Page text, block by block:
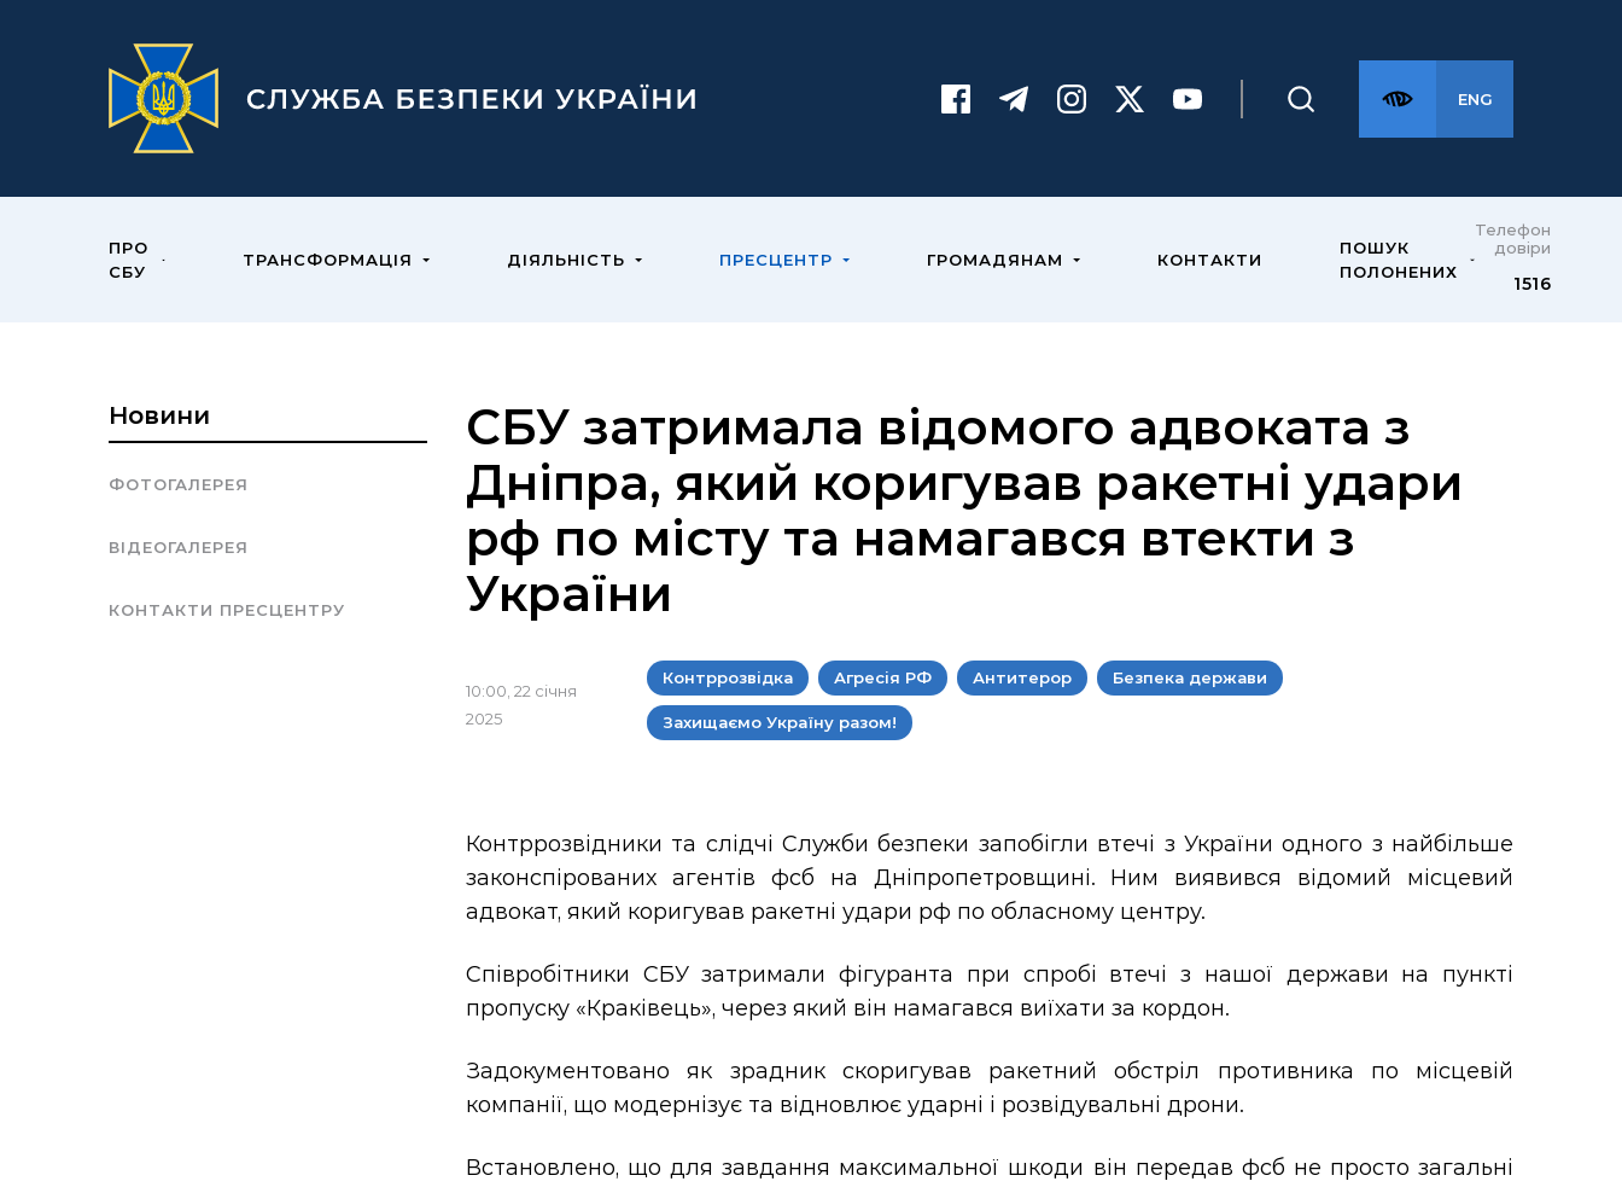
ENG
ПРО
СБУ
ТРАНСФОРМАЦІЯ ДІЯЛЬНІСТЬ ПРЕСЦЕНТР ГРОМАДЯНАМ КОНТАКТИ
ПОШУК
ПОЛОНЕНИХ
Телефон
довіри
1516
Новини
ФОТОГАЛЕРЕЯ
ВІДЕОГАЛЕРЕЯ
КОНТАКТИ ПРЕСЦЕНТРУ
СБУ затримала відомого адвоката з
Дніпра, який коригував ракетні удари
рф по місту та намагався втекти з
України
10:00, 22 січня
2025
Контррозвідка Агресія РФ Антитерор Безпека держави
Захищаємо Україну разом!
Контррозвідники та слідчі Служби безпеки запобігли втечі з України одного з найбільше
законспірованих агентів фсб на Дніпропетровщині. Ним виявився відомий місцевий
адвокат, який коригував ракетні удари рф по обласному центру.
Співробітники СБУ затримали фігуранта при спробі втечі з нашої держави на пункті
пропуску «Краківець», через який він намагався виїхати за кордон.
Задокументовано як зрадник скоригував ракетний обстріл противника по місцевій
компанії, що модернізує та відновлює ударні і розвідувальні дрони.
Встановлено, що для завдання максимальної шкоди він передав фсб не просто загальні